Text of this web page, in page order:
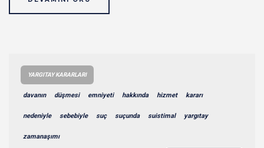
YARGITAY KARARLARI
davanın düşmesi emniyeti hakkında hizmet kararı
nedeniyle sebebiyle suç suçunda suistimal yargıtay
zamanaşımı